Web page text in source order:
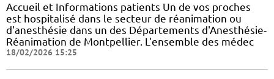
Accueil et Informations patients Un de vos proches
est hospitalisé dans le secteur de réanimation ou
d'anesthésie dans un des Départements d'Anesthésie-
Réanimation de Montpellier. L'ensemble des médec
18/02/2026 15:25